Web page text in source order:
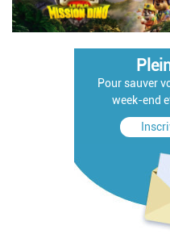
Pour sauver
week-end